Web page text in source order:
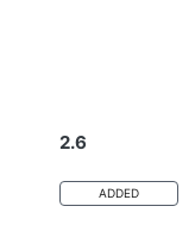
2.6
ADDED